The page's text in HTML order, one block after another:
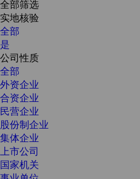
全部筛选
实地核验
全部
是
公司性质
全部
外资企业
合资企业
民营企业
股份制企业
集体企业
上市公司
国家机关